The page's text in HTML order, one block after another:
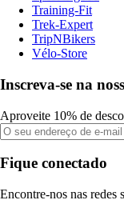
Training-Fit
Trek-Expert
TripNBikers
Vélo-Store
Inscreva-se na
Aproveite 10% de
Fique conectado
Encontre-nos nas redes